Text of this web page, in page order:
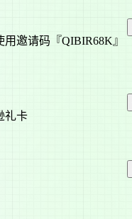
邀请码『QIBIR68K』
礼卡